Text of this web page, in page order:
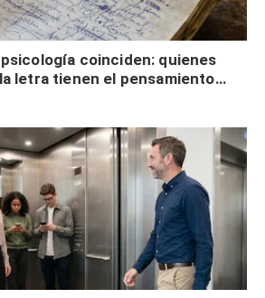
coinciden: quienes
letra tienen el pensamiento
por desinterés